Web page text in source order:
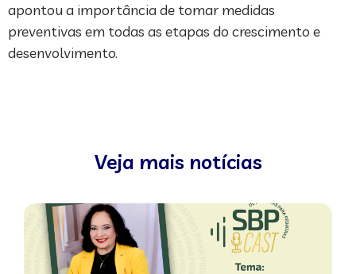
apontou a importância de tomar medidas
preventivas em todas as etapas do crescimento e
desenvolvimento.
Veja mais notícias